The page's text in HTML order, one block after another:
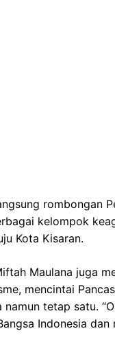
rombongan
kelompok
Kota Kisaran.
Maulana juga
mencintai
tetap satu.
Indonesia